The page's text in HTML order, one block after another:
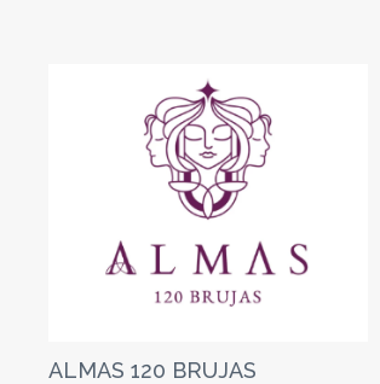
ALMAS 120 BRUJAS